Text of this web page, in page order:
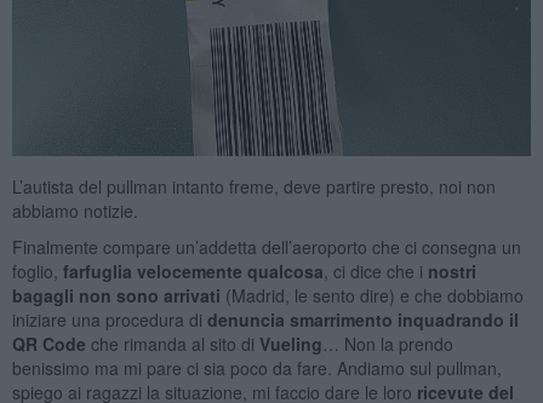
L’autista del pullman intanto freme, deve partire presto, noi non
abbiamo notizie.
Finalmente compare un’addetta dell’aeroporto che ci consegna un
foglio, farfuglia velocemente qualcosa, ci dice che i nostri
bagagli non sono arrivati (Madrid, le sento dire) e che dobbiamo
iniziare una procedura di denuncia smarrimento inquadrando il
QR Code che rimanda al sito di Vueling… Non la prendo
benissimo ma mi pare ci sia poco da fare. Andiamo sul pullman,
spiego ai ragazzi la situazione, mi faccio dare le loro ricevute del